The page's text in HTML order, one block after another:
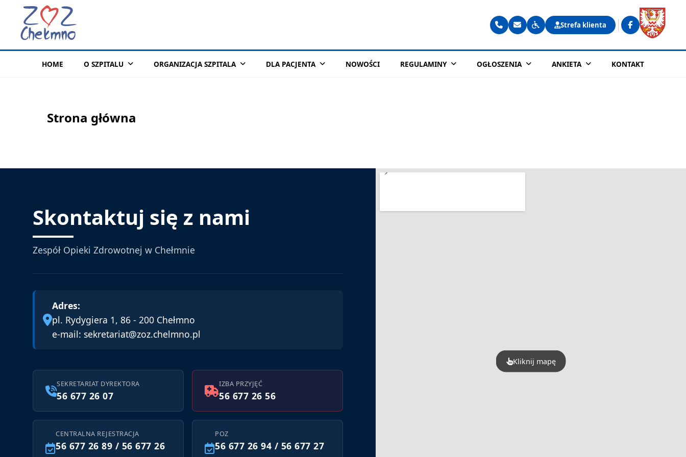
Strefa klienta
HOME O SZPITALU ORGANIZACJA SZPITALA DLA PACJENTA NOWOŚCI REGULAMINY OGŁOSZENIA ANKIETA KONTAKT
Strona główna
Skontaktuj się z nami
Zespół Opieki Zdrowotnej w Chełmnie
Adres:
pl. Rydygiera 1, 86 - 200 Chełmno
e-mail: sekretariat@zoz.chelmno.pl
SEKRETARIAT DYREKTORA
56 677 26 07
IZBA PRZYJĘĆ
56 677 26 56
CENTRALNA REJESTRACJA
56 677 26 89 / 56 677 26
POZ
56 677 26 94 / 56 677 27
Kliknij mapę